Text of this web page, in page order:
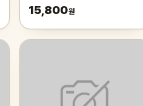
15,800원